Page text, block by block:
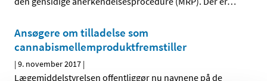
Ansøgere om tilladelse som
cannabismellemprodukt­fremstiller
|9. november 2017 |
Lægemiddelstyrelsen offentliggør nu navnene på de